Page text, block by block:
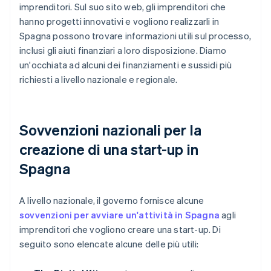
imprenditori. Sul suo sito web, gli imprenditori che
hanno progetti innovativi e vogliono realizzarli in
Spagna possono trovare informazioni utili sul processo,
inclusi gli aiuti finanziari a loro disposizione. Diamo
un'occhiata ad alcuni dei finanziamenti e sussidi più
richiesti a livello nazionale e regionale.
Sovvenzioni nazionali per la
creazione di una start-up in
Spagna
A livello nazionale, il governo fornisce alcune
sovvenzioni per avviare un'attività in Spagna agli
imprenditori che vogliono creare una start-up. Di
seguito sono elencate alcune delle più utili: